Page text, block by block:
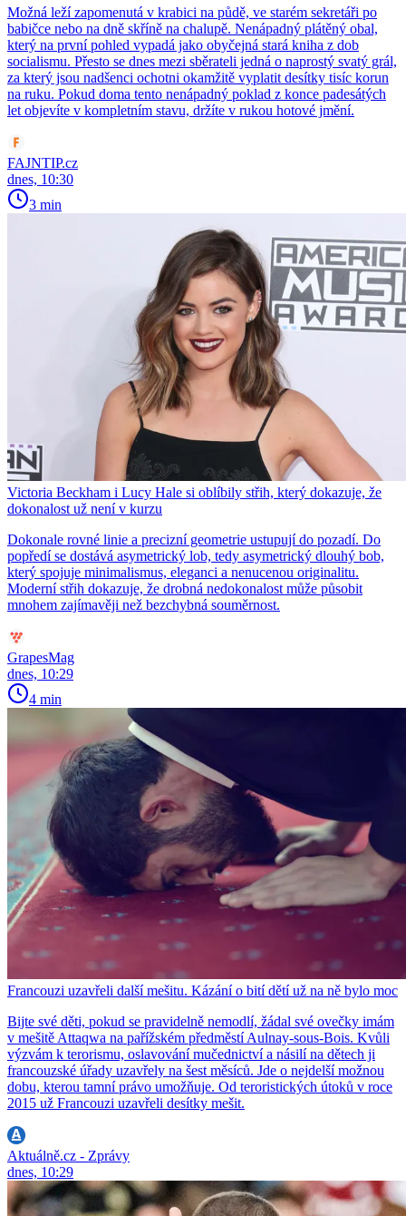
Možná leží zapomenutá v krabici na půdě, ve starém sekretáři po
babičce nebo na dně skříně na chalupě. Nenápadný plátěný obal,
který na první pohled vypadá jako obyčejná stará kniha z dob
socialismu. Přesto se dnes mezi sběrateli jedná o naprostý svatý grál,
za který jsou nadšenci ochotni okamžitě vyplatit desítky tisíc korun
na ruku. Pokud doma tento nenápadný poklad z konce padesátých
let objevíte v kompletním stavu, držíte v rukou hotové jmění.
FAJNTIP.cz
dnes, 10:30
3 min
Victoria Beckham i Lucy Hale si oblíbily střih, který dokazuje, že
dokonalost už není v kurzu
Dokonale rovné linie a precizní geometrie ustupují do pozadí. Do
popředí se dostává asymetrický lob, tedy asymetrický dlouhý bob,
který spojuje minimalismus, eleganci a nenucenou originalitu.
Moderní střih dokazuje, že drobná nedokonalost může působit
mnohem zajímavěji než bezchybná souměrnost.
GrapesMag
dnes, 10:29
4 min
Francouzi uzavřeli další mešitu. Kázání o bití dětí už na ně bylo moc
Bijte své děti, pokud se pravidelně nemodlí, žádal své ovečky imám
v mešitě Attaqwa na pařížském předměstí Aulnay-sous-Bois. Kvůli
výzvám k terorismu, oslavování mučednictví a násilí na dětech ji
francouzské úřady uzavřely na šest měsíců. Jde o nejdelší možnou
dobu, kterou tamní právo umožňuje. Od teroristických útoků v roce
2015 už Francouzi uzavřeli desítky mešit.
Aktuálně.cz - Zprávy
dnes, 10:29